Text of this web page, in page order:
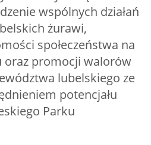
wspólnych działań
żurawi,
społeczeństwa na
oraz promocji walorów
lubelskiego ze
potencjału
Parku